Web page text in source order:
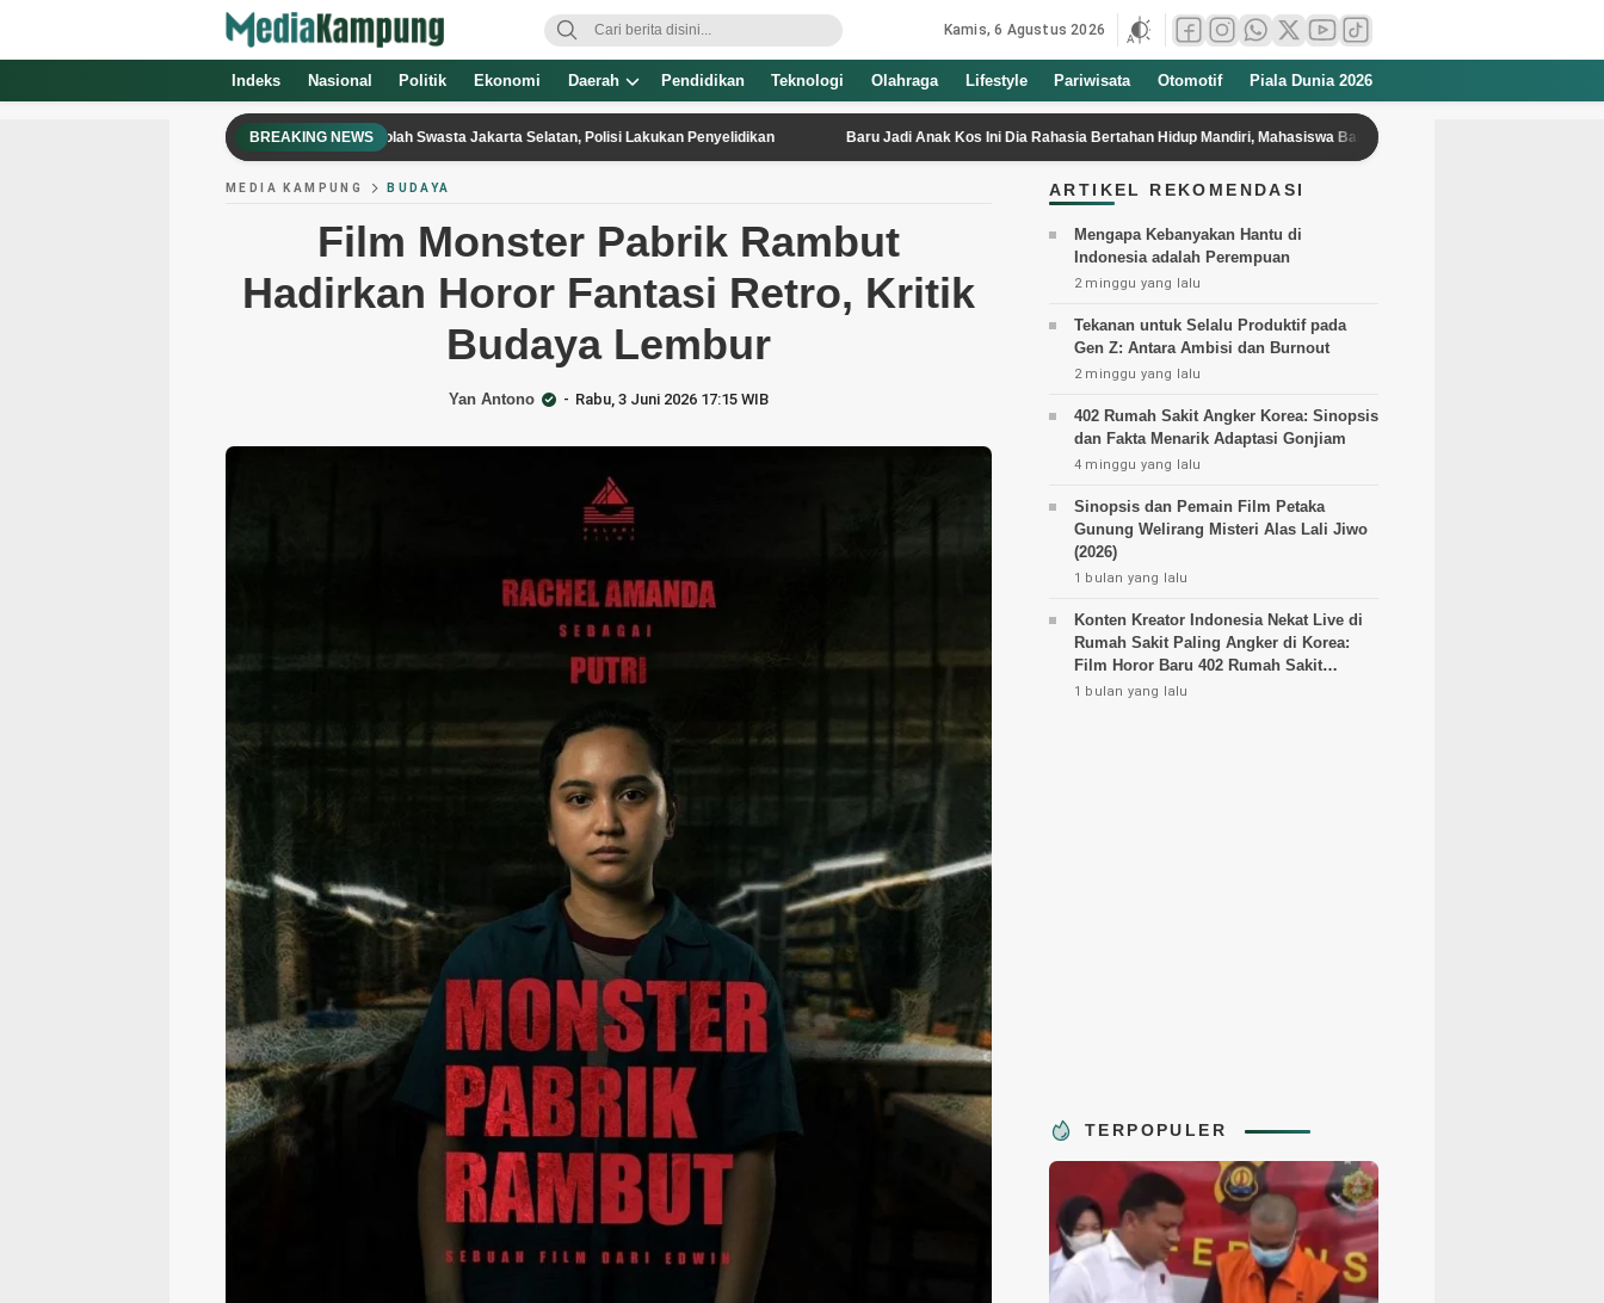
Kamis, 6 Agustus 2026
Indeks Nasional Politik Ekonomi Daerah Pendidikan Teknologi Olahraga Lifestyle Pariwisata Otomotif Piala Dunia 2026
BREAKING NEWS
Gun hingga Senjata Api Ditemukan di Sekolah Swasta Jakarta Selatan, Polisi Lakukan Penyelidikan Baru Jadi Anak Kos Ini Dia Rahasia Bertahan Hidup Mandiri, Mahasiswa Baru Wajib Tahu
MEDIA KAMPUNG BUDAYA
Film Monster Pabrik Rambut
Hadirkan Horor Fantasi Retro, Kritik
Budaya Lembur
Yan Antono Rabu, 3 Juni 2026 17:15 WIB
ARTIKEL REKOMENDASI
Mengapa Kebanyakan Hantu di
Indonesia adalah Perempuan
2 minggu yang lalu
Tekanan untuk Selalu Produktif pada
Gen Z: Antara Ambisi dan Burnout
2 minggu yang lalu
402 Rumah Sakit Angker Korea: Sinopsis
dan Fakta Menarik Adaptasi Gonjiam
4 minggu yang lalu
Sinopsis dan Pemain Film Petaka
Gunung Welirang Misteri Alas Lali Jiwo
(2026)
1 bulan yang lalu
Konten Kreator Indonesia Nekat Live di
Rumah Sakit Paling Angker di Korea:
Film Horor Baru 402 Rumah Sakit
Angker Korea
1 bulan yang lalu
TERPOPULER